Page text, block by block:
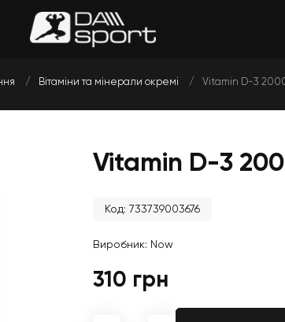
Вітаміни та мінерали окремі Vitamin D-3
Vitamin D-3
Код: 733739003676
Виробник: Now
310 грн